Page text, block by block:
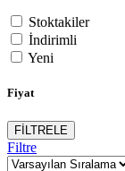
Stoktakiler
İndirimli
Yeni
Fiyat
FİLTRELE
Filtre